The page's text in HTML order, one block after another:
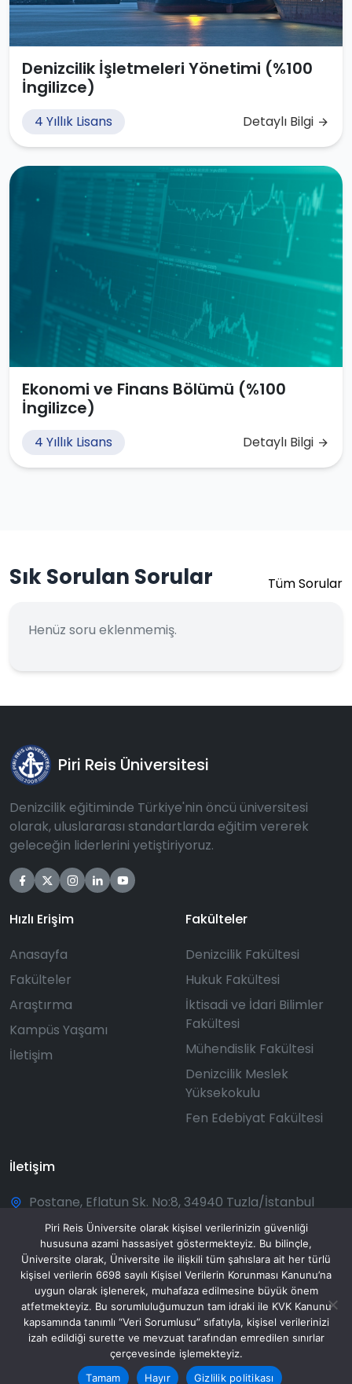
Denizcilik İşletmeleri Yönetimi (%100
İngilizce)
4 Yıllık Lisans Detaylı Bilgi
Ekonomi ve Finans Bölümü (%100
İngilizce)
4 Yıllık Lisans Detaylı Bilgi
Sık Sorulan Sorular Tüm Sorular
Henüz soru eklenmemiş.
Piri Reis Üniversitesi
Denizcilik eğitiminde Türkiye'nin öncü üniversitesi
olarak, uluslararası standartlarda eğitim vererek
geleceğin liderlerini yetiştiriyoruz.
Hızlı Erişim
Anasayfa
Fakülteler
Araştırma
Kampüs Yaşamı
İletişim
Fakülteler
Denizcilik Fakültesi
Hukuk Fakültesi
İktisadi ve İdari Bilimler
Fakültesi
Mühendislik Fakültesi
Denizcilik Meslek
Yüksekokulu
Fen Edebiyat Fakültesi
İletişim
Postane, Eflatun Sk. No:8, 34940 Tuzla/İstanbul
+90 216 581 00 50
bilgi@pirireis.edu.tr
Pazartesi - Pazar: 08:30 - 20:00
© 2025 Piri Reis Üniversitesi. Tüm hakları saklıdır.
Piri Reis Üniversite olarak kişisel verilerinizin güvenliği
hususuna azami hassasiyet göstermekteyiz. Bu bilinçle,
Üniversite olarak, Üniversite ile ilişkili tüm şahıslara ait her türlü
kişisel verilerin 6698 sayılı Kişisel Verilerin Korunması Kanunu’na
uygun olarak işlenerek, muhafaza edilmesine büyük önem
atfetmekteyiz. Bu sorumluluğumuzun tam idraki ile KVK Kanunu
kapsamında tanımlı “Veri Sorumlusu” sıfatıyla, kişisel verilerinizi
izah edildiği surette ve mevzuat tarafından emredilen sınırlar
çerçevesinde işlemekteyiz.
Tamam
Hayır Gizlilik politikası